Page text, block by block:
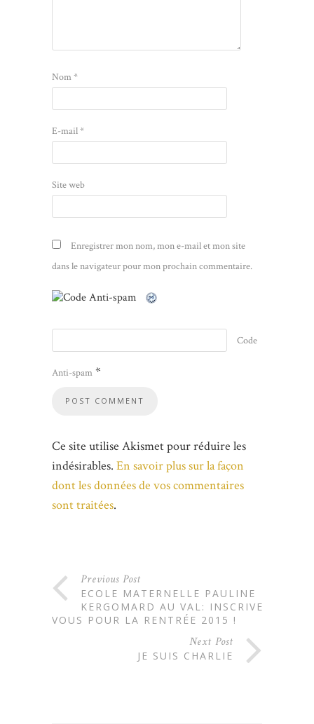
Nom*
E-mail*
Site web
Enregistrer mon nom, mon e-mail et mon site
dans le navigateur pour mon prochain commentaire.
Code
Anti-spam *
Ce site utilise Akismet pour réduire les
indésirables. En savoir plus sur la façon
dont les données de vos commentaires
sont traitées.
Previous Post
ECOLE MATERNELLE PAULINE
KERGOMARD AU VAL: INSCRIVEZ
VOUS POUR LA RENTRÉE 2015 !
Next Post
JE SUIS CHARLIE